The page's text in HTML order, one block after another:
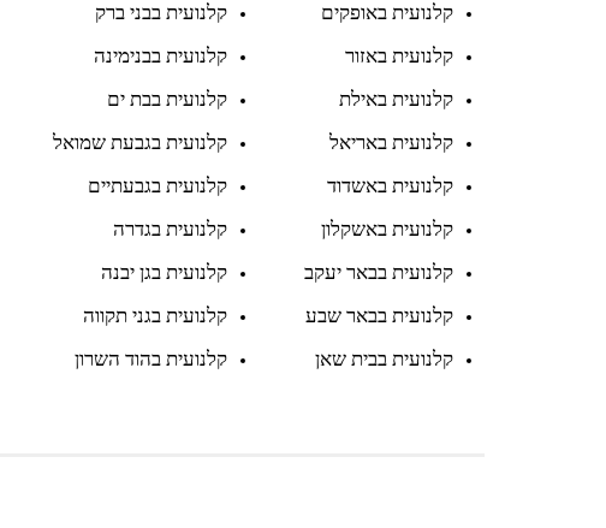
קלנועית באופקים
קלנועית באזור
קלנועית באילת
קלנועית באריאל
קלנועית באשדוד
קלנועית באשקלון
קלנועית בבאר יעקב
קלנועית בבאר שבע
קלנועית בבית שאן
קלנועית בבני ברק
קלנועית בבנימינה
קלנועית בבת ים
קלנועית בגבעת שמואל
קלנועית בגבעתיים
קלנועית בגדרה
קלנועית בגן יבנה
קלנועית בגני תקווה
קלנועית בהוד השרון